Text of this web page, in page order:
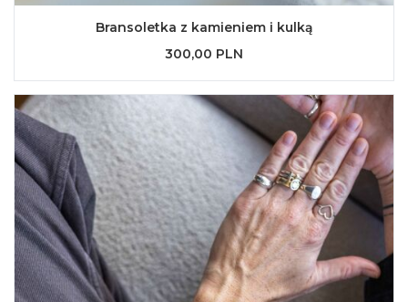
Bransoletka z kamieniem i kulką
300,00 PLN